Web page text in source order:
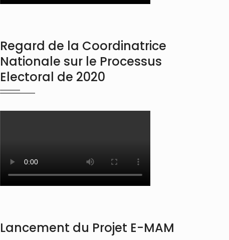
Regard de la Coordinatrice
Nationale sur le Processus
Electoral de 2020
Lancement du Projet E-MAM